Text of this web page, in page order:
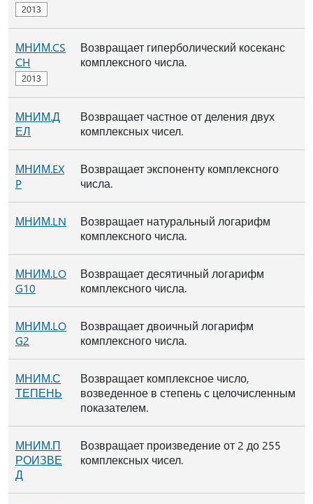
МНИМ.CS
CH
Возвращает гиперболический косеканс
комплексного числа.
МНИМ.Д
ЕЛ
Возвращает частное от деления двух
комплексных чисел.
МНИМ.EX
P
Возвращает экспоненту комплексного
числа.
МНИМ.LN
Возвращает натуральный логарифм
комплексного числа.
МНИМ.LO
G10
Возвращает десятичный логарифм
комплексного числа.
МНИМ.LO
G2
Возвращает двоичный логарифм
комплексного числа.
МНИМ.С
ТЕПЕНЬ
Возвращает комплексное число,
возведенное в степень с целочисленным
показателем.
МНИМ.П
РОИЗВЕ
Д
Возвращает произведение от 2 до 255
комплексных чисел.